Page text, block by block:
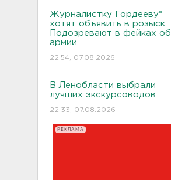
Журналистку Гордееву*
хотят объявить в розыск.
Подозревают в фейках об
армии
22:54, 07.08.2026
В Ленобласти выбрали
лучших экскурсоводов
22:33, 07.08.2026
РЕКЛАМА